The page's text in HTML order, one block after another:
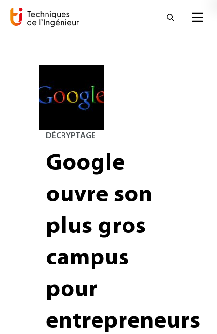
DÉCRYPTAGE
Google
ouvre son
plus gros
campus
pour
entrepreneurs